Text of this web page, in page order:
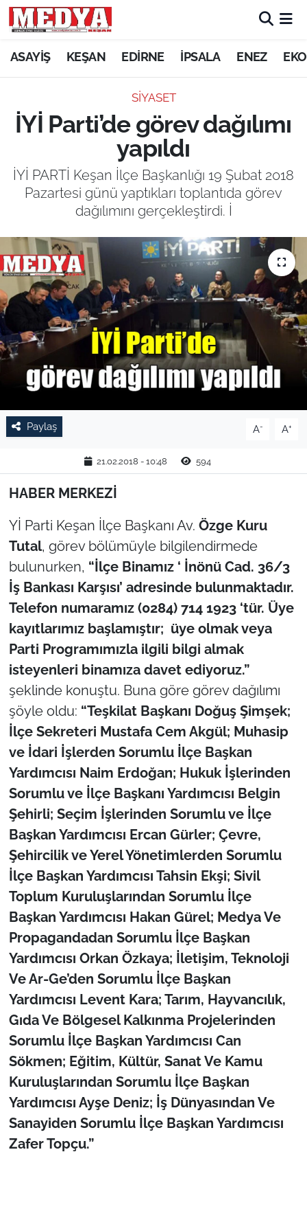
ASAYİŞ KEŞAN EDİRNE İPSALA ENEZ
SİYASET
İYİ Parti’de görev dağılımı
yapıldı
İYİ PARTİ Keşan İlçe Başkanlığı 19 Şubat 2018
Pazartesi günü yaptıkları toplantıda görev
dağılımını gerçekleştirdi. İ
Paylaş A- A+
21.02.2018 - 10:48 594
HABER MERKEZİ
Yİ Parti Keşan İlçe Başkanı Av. Özge Kuru
Tutal, görev bölümüyle bilgilendirmede
bulunurken, “İlçe Binamız ‘ İnönü Cad. 36/3
İş Bankası Karşısı’ adresinde bulunmaktadır.
Telefon numaramız (0284) 714 1923 ‘tür. Üye
kayıtlarımız başlamıştır; üye olmak veya
Parti Programımızla ilgili bilgi almak
isteyenleri binamıza davet ediyoruz.”
şeklinde konuştu. Buna göre görev dağılımı
şöyle oldu: “Teşkilat Başkanı Doğuş Şimşek;
İlçe Sekreteri Mustafa Cem Akgül; Muhasip
ve İdari İşlerden Sorumlu İlçe Başkan
Yardımcısı Naim Erdoğan; Hukuk İşlerinden
Sorumlu ve İlçe Başkanı Yardımcısı Belgin
Şehirli; Seçim İşlerinden Sorumlu ve İlçe
Başkan Yardımcısı Ercan Gürler; Çevre,
Şehircilik ve Yerel Yönetimlerden Sorumlu
İlçe Başkan Yardımcısı Tahsin Ekşi; Sivil
Toplum Kuruluşlarından Sorumlu İlçe
Başkan Yardımcısı Hakan Gürel; Medya Ve
Propagandadan Sorumlu İlçe Başkan
Yardımcısı Orkan Özkaya; İletişim, Teknoloji
Ve Ar-Ge’den Sorumlu İlçe Başkan
Yardımcısı Levent Kara; Tarım, Hayvancılık,
Gıda Ve Bölgesel Kalkınma Projelerinden
Sorumlu İlçe Başkan Yardımcısı Can
Sökmen; Eğitim, Kültür, Sanat Ve Kamu
Kuruluşlarından Sorumlu İlçe Başkan
Yardımcısı Ayşe Deniz; İş Dünyasından Ve
Sanayiden Sorumlu İlçe Başkan Yardımcısı
Zafer Topçu.”
KEŞAN
ASAYİŞ
GÜNDEM
SAĞLIK
EĞİTİM
TARIM VE HAYVANCILIK
KÜLTÜR SANAT
SPOR
YAŞAM
TEKİRDAĞ
ÇANAKKALE
TÜRKİYE
Bölge
Güvenlik
Genel
Politika
Flaş Haber
Dış Haberler
Magazin
Bilim Teknoloji
English News
Canlı Maç
Finans
Genel-A
Gündem-Eğitim